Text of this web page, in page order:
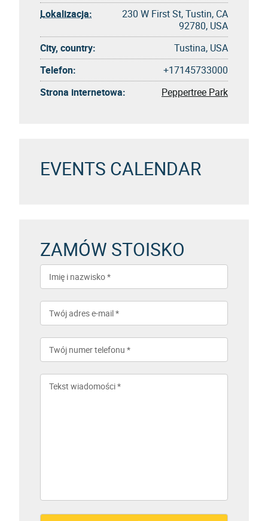
Lokalizacja:
230 W First St, Tustin, CA
92780, USA
City, country:
Tustina, USA
Telefon:
+17145733000
Strona internetowa:
Peppertree Park
EVENTS CALENDAR
ZAMÓW STOISKO